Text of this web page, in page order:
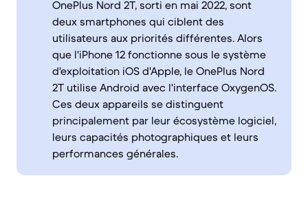
OnePlus Nord 2T, sorti en mai 2022, sont
deux smartphones qui ciblent des
utilisateurs aux priorités différentes. Alors
que l'iPhone 12 fonctionne sous le système
d'exploitation iOS d'Apple, le OnePlus Nord
2T utilise Android avec l'interface OxygenOS.
Ces deux appareils se distinguent
principalement par leur écosystème logiciel,
leurs capacités photographiques et leurs
performances générales.